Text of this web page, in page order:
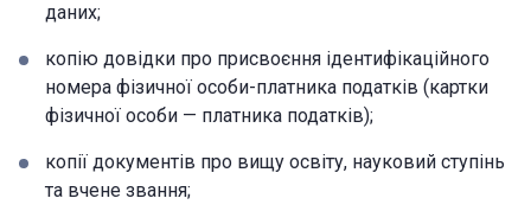
даних;
копію довідки про присвоєння ідентифікаційного
номера фізичної особи-платника податків (картки
фізичної особи — платника податків);
копії документів про вищу освіту, науковий ступінь
та вчене звання;